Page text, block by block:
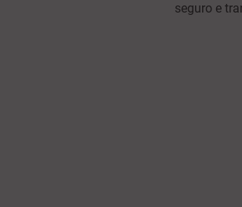
seguro e